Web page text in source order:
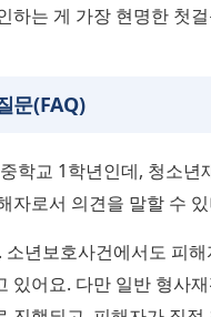
하는 게 가장 현명한 첫
문(FAQ)
학교 1학년인데, 청소년
자로서 의견을 말할 수
소년보호사건에서도 피해
있어요. 다만 일반 형사